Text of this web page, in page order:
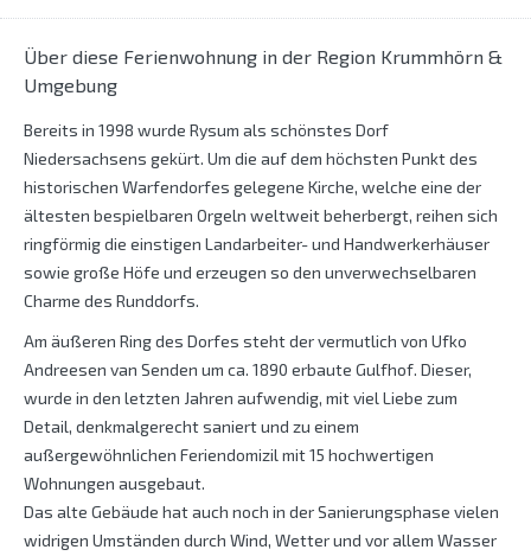
Über diese Ferienwohnung in der Region Krummhörn &
Umgebung
Bereits in 1998 wurde Rysum als schönstes Dorf
Niedersachsens gekürt. Um die auf dem höchsten Punkt des
historischen Warfendorfes gelegene Kirche, welche eine der
ältesten bespielbaren Orgeln weltweit beherbergt, reihen sich
ringförmig die einstigen Landarbeiter- und Handwerkerhäuser
sowie große Höfe und erzeugen so den unverwechselbaren
Charme des Runddorfs.
Am äußeren Ring des Dorfes steht der vermutlich von Ufko
Andreesen van Senden um ca. 1890 erbaute Gulfhof. Dieser,
wurde in den letzten Jahren aufwendig, mit viel Liebe zum
Detail, denkmalgerecht saniert und zu einem
außergewöhnlichen Feriendomizil mit 15 hochwertigen
Wohnungen ausgebaut.
Das alte Gebäude hat auch noch in der Sanierungsphase vielen
widrigen Umständen durch Wind, Wetter und vor allem Wasser